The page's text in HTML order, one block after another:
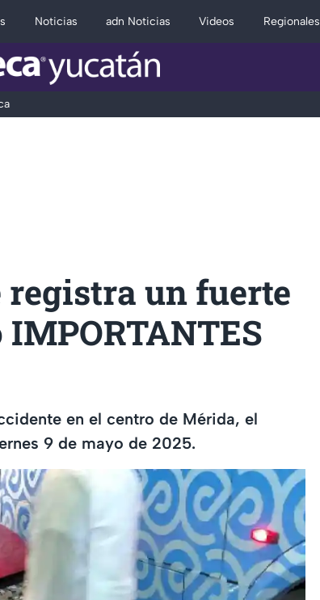
Noticias adn Noticias Videos Regionales
registra un fuerte
en el centro de Mérida, el
9 de mayo de 2025.